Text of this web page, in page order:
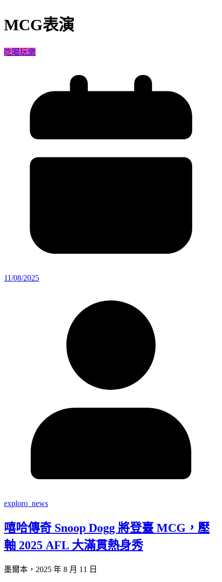
MCG表演
吃喝玩樂
11/08/2025
exploro_news
嘻哈傳奇 Snoop Dogg 將登臺 MCG，壓
軸 2025 AFL 大滿貫熱身秀
墨爾本，2025 年 8 月 11 日